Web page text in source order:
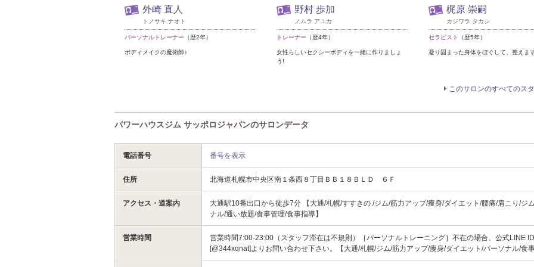
外崎 直人
トノサキ ナオト
パーソナルトレーナー （歴2年）
ボディメイクの魔術師♪
野村 歩加
ノムラ アユカ
トレーナー （歴4年）
女性らしいセクシーボディを一緒に作りましょ
う!
梶原 崇嗣
カジワラ タカシ
セラピスト （歴5年）
凝り固まった身体をほぐして、整えま
このサロンのすべてのス
パワーハウスジム サッポロジャパンのサロンデータ
電話番号 番号を表示
住所 北海道札幌市中央区南１条西８丁目ＢＢ１８ＢＬＤ ６Ｆ
アクセス・道案内
大通駅10番出口から徒歩7分 【大通/札幌/すすきの /ジム/筋力アップ/痩身/ダイエット/腰痛/肩こり/ジ
ナル/通い放題/食事管理/食事指導】
営業時間
営業時間7:00-23:00（スタッフ滞在は不規則）［パーソナルトレーニング］不在の場合、公式LINE ID
[@344xqnat]よりお問い合わせ下さい。【大通/札幌/ジム/筋力アップ/痩身/ダイエット/パーソナル/食